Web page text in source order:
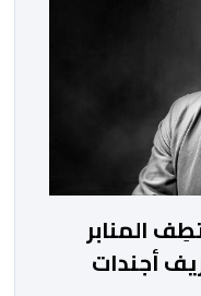
المنابر
أجندات